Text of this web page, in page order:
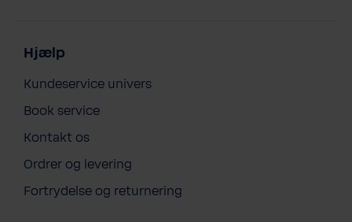
Hjælp
Kundeservice univers
Book service
Kontakt os
Ordrer og levering
Fortrydelse og returnering